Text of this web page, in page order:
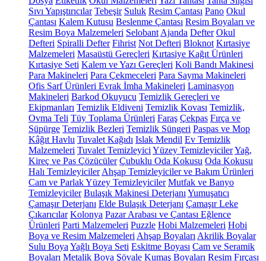
Sıvı Yapıştırıcılar Tebeşir Suluk Resim Çantası Pano Okul
Çantası Kalem Kutusu Beslenme Çantası Resim Boyaları ve
Resim Boya Malzemeleri Selobant Ajanda Defter Okul
Defteri Spiralli Defter Fihrist Not Defteri Bloknot Kırtasiye
Malzemeleri Masaüstü Gereçleri Kırtasiye Kağıt Ürünleri
Kırtasiye Seti Kalem ve Yazı Gereçleri Koli Bandı Makinesi
Para Makineleri Para Çekmeceleri Para Sayma Makineleri
Ofis Sarf Ürünleri Evrak İmha Makineleri Laminasyon
Makineleri Barkod Okuyucu Temizlik Gereçleri ve
Ekipmanları Temizlik Eldiveni Temizlik Kovası Temizlik,
Ovma Teli Tüy Toplama Ürünleri Faraş Çekpas Fırça ve
Süpürge Temizlik Bezleri Temizlik Süngeri Paspas ve Mop
Kâğıt Havlu Tuvalet Kağıdı Islak Mendil Ev Temizlik
Malzemeleri Tuvalet Temizleyici Yüzey TemizleyicilerYağ,
Kireç ve Pas Çözücüler Çubuklu Oda Kokusu Oda Kokusu
Halı Temizleyiciler Ahşap Temizleyiciler ve Bakım Ürünleri
Cam ve Parlak Yüzey Temizleyiciler Mutfak ve Banyo
Temizleyiciler Bulaşık Makinesi Deterjanı Yumuşatıcı
Çamaşır Deterjanı Elde Bulaşık Deterjanı Çamaşır Leke
Çıkarıcılar Kolonya Pazar Arabası ve Çantası Eğlence
Ürünleri Parti Malzemeleri Puzzle Hobi Malzemeleri Hobi
Boya ve Resim Malzemeleri Ahşap Boyaları Akrilik Boyalar
Sulu Boya Yağlı Boya Seti Eskitme Boyası Cam ve Seramik
Boyaları Metalik Boya Şövale Kumaş Boyaları Resim Fırçası